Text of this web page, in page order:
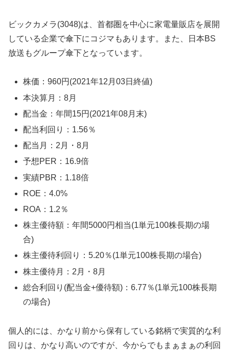
ビックカメラ(3048)は、首都圏を中心に家電量販店を展開
している企業で傘下にコジマもあります。また、日本BS
放送もグループ傘下となっています。
株価：960円(2021年12月03日終値)
本決算月：8月
配当金：年間15円(2021年08月末)
配当利回り：1.56％
配当月：2月・8月
予想PER：16.9倍
実績PBR：1.18倍
ROE：4.0%
ROA：1.2％
株主優待額：年間5000円相当(1単元100株長期の場
合)
株主優待利回り：5.20％(1単元100株長期の場合)
株主優待月：2月・8月
総合利回り(配当金+優待額)：6.77％(1単元100株長期
の場合)
個人的には、かなり前から保有している銘柄で実質的な利
回りは、かなり高いのですが、今からでもまぁまぁの利回